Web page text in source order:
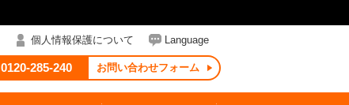
個人情報保護について Language
0120-285-240 お問い合わせフォーム